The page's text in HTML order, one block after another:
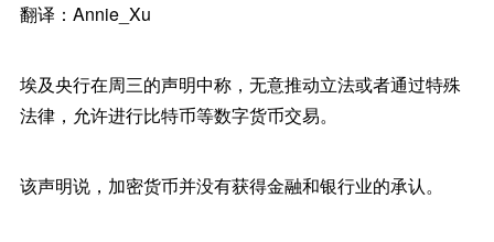
翻译：Annie_Xu
埃及央行在周三的声明中称，无意推动立法或者通过特殊
法律，允许进行比特币等数字货币交易。
该声明说，加密货币并没有获得金融和银行业的承认。